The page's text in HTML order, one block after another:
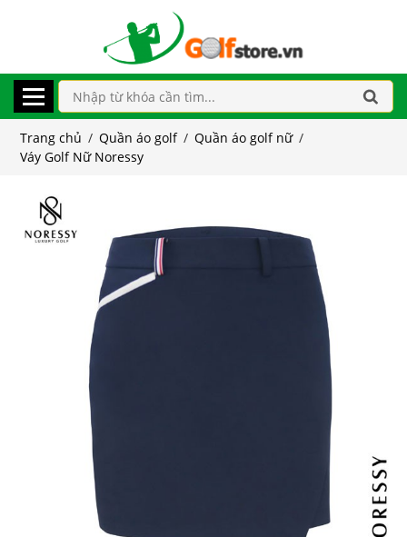
Trang chủ / Quần áo golf / Quần áo golf nữ /
Váy Golf Nữ Noressy